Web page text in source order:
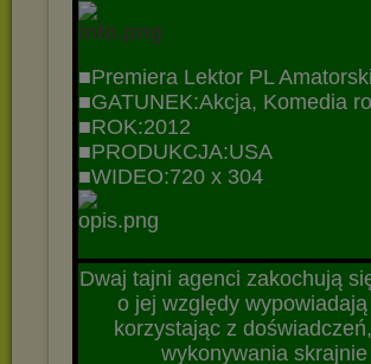
■Premiera Lektor PL Amatorski
■GATUNEK:Akcja, Komedia
■ROK:2012
■PRODUKCJA:USA
■WIDEO:720 x 304
Dwaj tajni agenci zakochują
o jej względy
korzystając z
wykonywania